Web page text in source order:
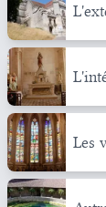
Les